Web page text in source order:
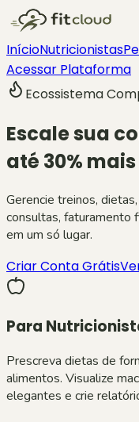
InícioNutricionistas
Acessar Plataforma
Ecossistema
Escale sua
até 30%
Gerencie treinos,
consultas, faturamento
em um só lugar.
Criar Conta Grátis
Para
Prescreva dietas de
alimentos. Visualize
elegantes e crie